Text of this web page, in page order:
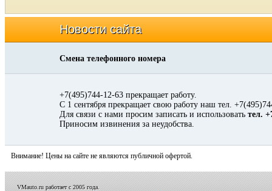
Новости сайта
Смена телефонного номера
+7(495)744-12-63 прекращает работу.
С 1 сентября прекращает свою работу наш тел.
Для связи с нами просим записать и использовать тел.
Приносим извинения за неудобства.
Внимание! Цены на сайте не являются публичной офертой.
VMauto.ru работает с 2005 года.